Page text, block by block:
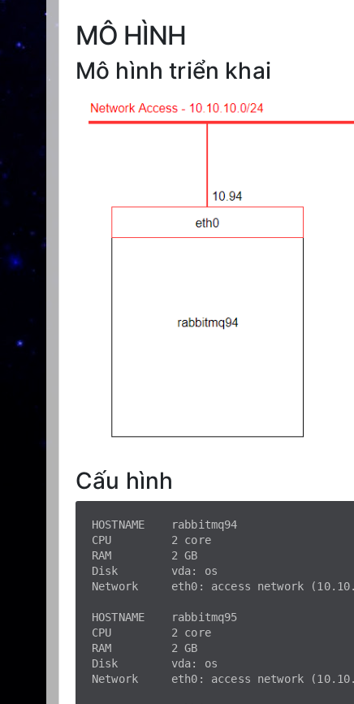
MÔ HÌNH
Mô hình triển khai
Cấu hình
HOSTNAME    rabbitmq94
CPU         2 core
RAM         2 GB
Disk        vda: os
Network     eth0: access network
HOSTNAME    rabbitmq95
CPU         2 core
RAM         2 GB
Disk        vda: os
Network     eth0: access network